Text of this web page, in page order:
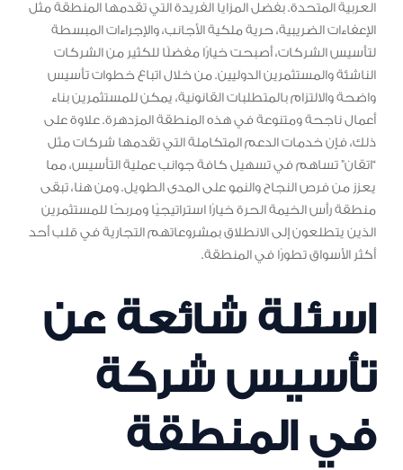
العربية المتحدة. بفضل المزايا الفريدة التي تقدمها المنطقة مثل
الإعفاءات الضريبية، حرية ملكية الأجانب، والإجراءات المبسطة
لتأسيس الشركات، أصبحت خيارًا مفضلًا للكثير من الشركات
الناشئة والمستثمرين الدوليين. من خلال اتباع خطوات تأسيس
واضحة والالتزام بالمتطلبات القانونية، يمكن للمستثمرين بناء
أعمال ناجحة ومتنوعة في هذه المنطقة المزدهرة. علاوة على
ذلك، فإن خدمات الدعم المتكاملة التي تقدمها شركات مثل
“اتقان” تساهم في تسهيل كافة جوانب عملية التأسيس، مما
يعزز من فرص النجاح والنمو على المدى الطويل. ومن هنا، تبقى
منطقة رأس الخيمة الحرة خيارًا استراتيجيًا ومربحًا للمستثمرين
الذين يتطلعون إلى الانطلاق بمشروعاتهم التجارية في قلب أحد
أكثر الأسواق تطورًا في المنطقة.
اسئلة شائعة عن
تأسيس شركة
في المنطقة